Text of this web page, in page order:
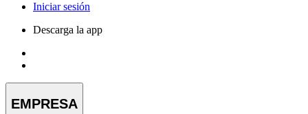
Iniciar sesión
Descarga la app
EMPRESA